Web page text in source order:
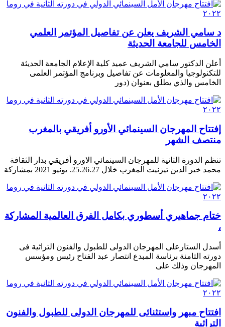
د سامي الشريف يعلن عن تفاصيل المؤتمر العلمي
الخامس للجامعة الحديثة
أعلن الدكتور سامي الشريف عميد كلية الإعلام الجامعة الحديثة
للتكنولوجيا والمعلومات عن تفاصيل وبرنامج المؤتمر العلمى
الخامس والذي يطلق بعنوان (دور
إفتتاح المهرجان السينمائي الأورو أفريقي بالمغرب
منتصف الشهر
تنظم الدورة الثانية للمهرجان السينمائي الاورو أفريقي بدار الثقافة
محمد خير الدين تيزنيت المغرب خلال 25.26.27. يونيو 2021 بمشاركة
ختام جماهيري أسطوري بكامل الفرق العالمية المشاركة
،
أسدل الستارعلى المهرجان الدولى للطبول والفنون التراثية فى
دورته الثامنة برئاسة المبدع انتصار عبد الفتاح رئيس ومؤسس
المهرجان وذلك على
افتتاح مبهر واستثنائى للمهرجان الدولى للطبول والفنون
التراثية